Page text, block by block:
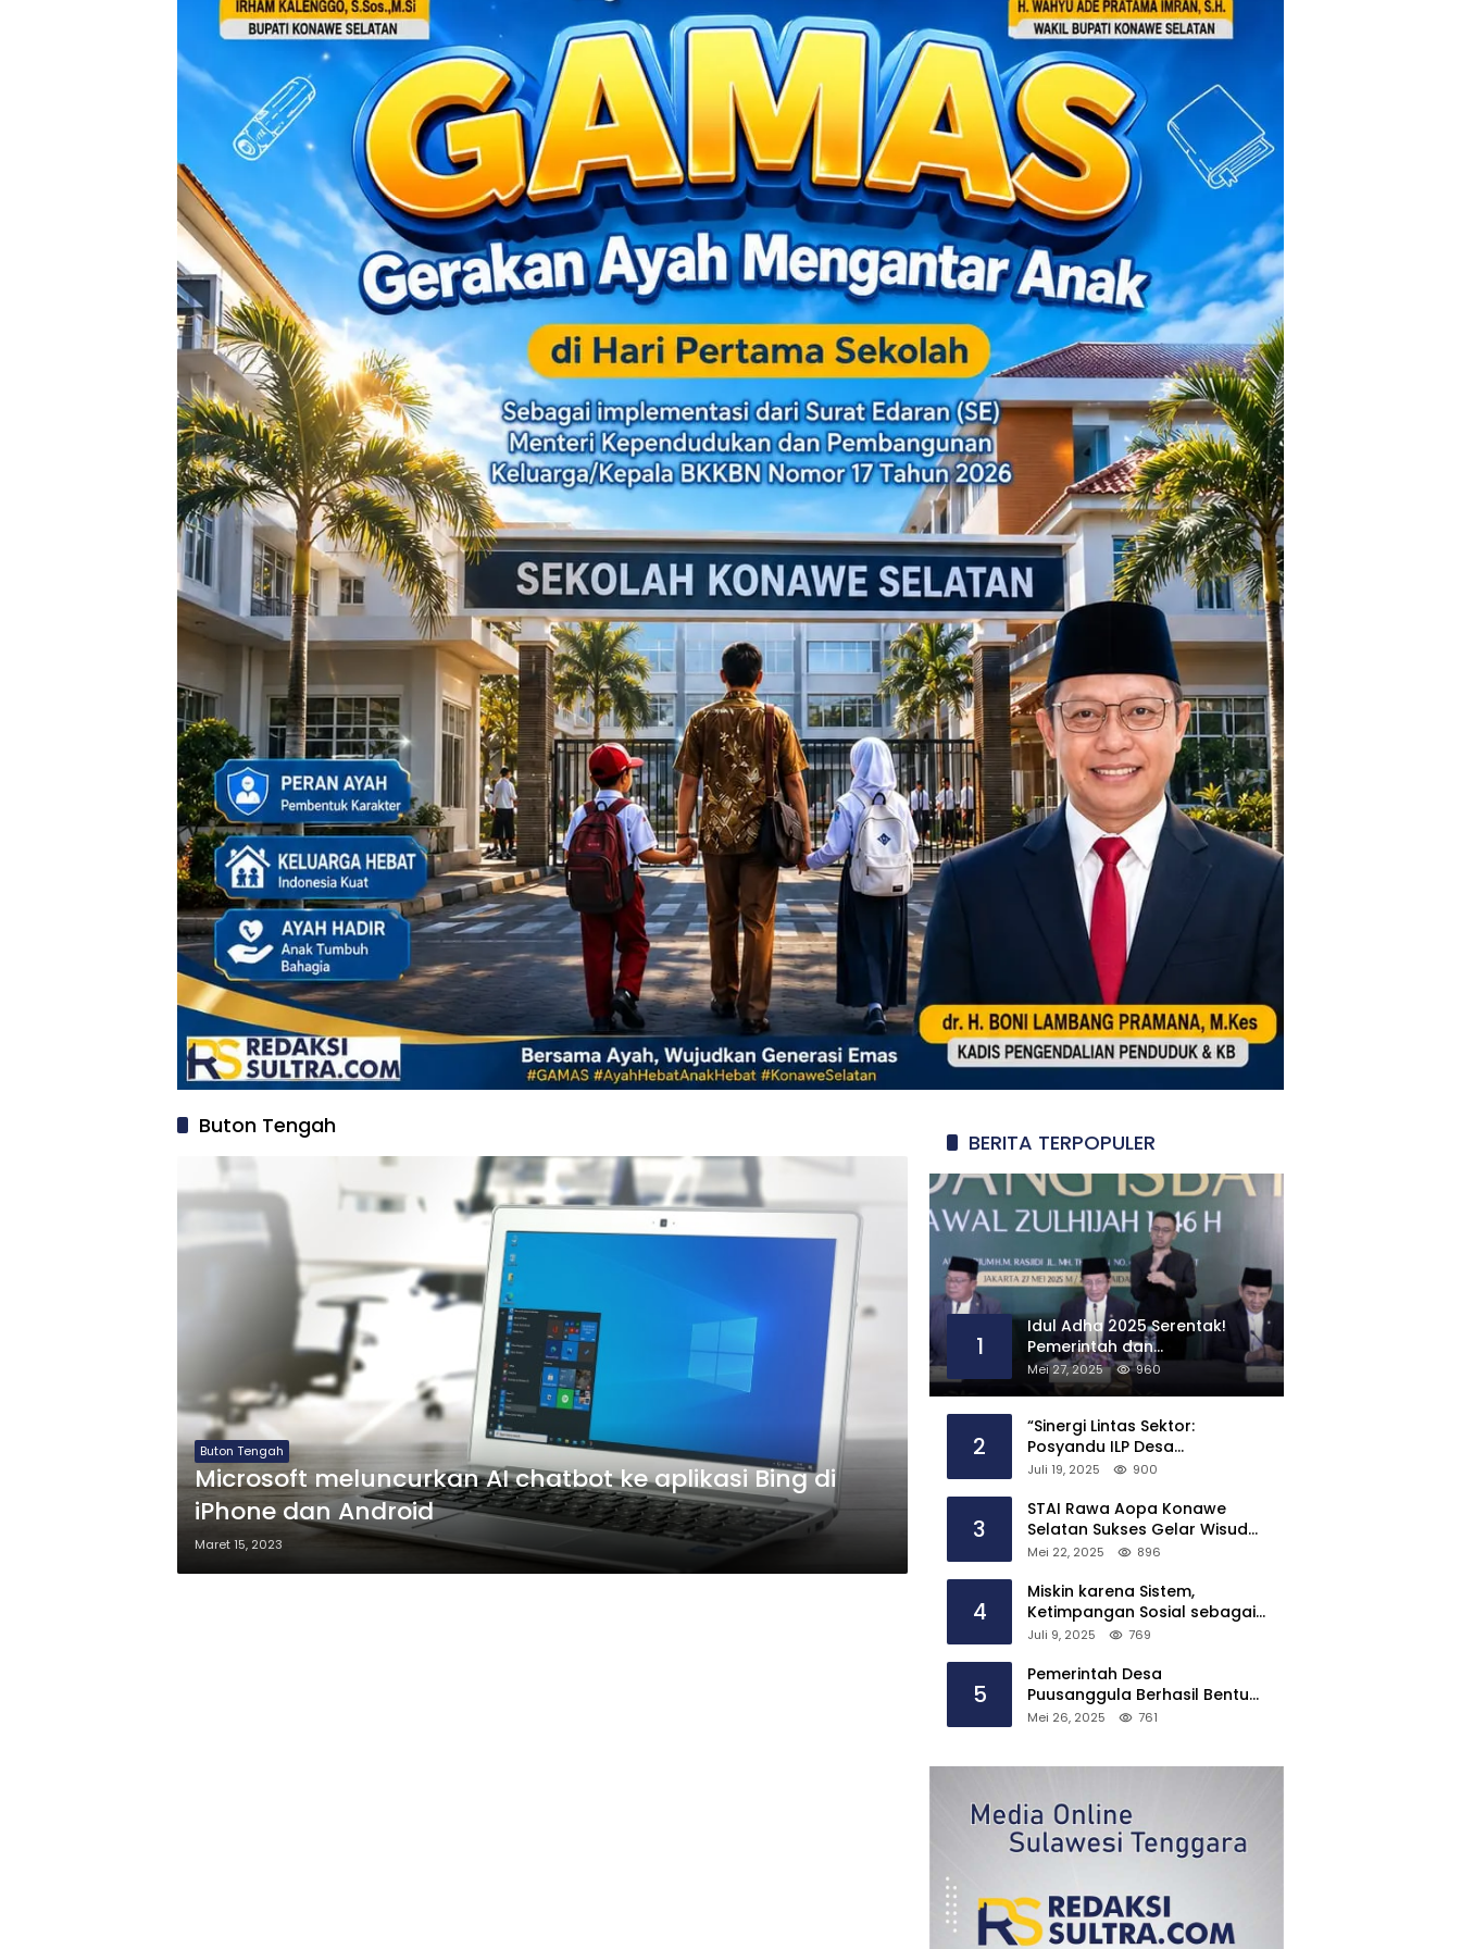
Buton Tengah
Buton Tengah
Microsoft meluncurkan AI chatbot ke aplikasi Bing di
iPhone dan Android
Maret 15, 2023
BERITA TERPOPULER
1
Idul Adha 2025 Serentak!
Pemerintah dan
Muhammadiyah Sepakat
Tanggal 6 Juni 2025
Mei 27, 2025 960
2
“Sinergi Lintas Sektor:
Posyandu ILP Desa
Puusanggula Kecamatan
Kesehatan Menyeluruh”
Juli 19, 2025 900
3
STAI Rawa Aopa Konawe
Selatan Sukses Gelar Wisuda
yang ke-VI, Cetak Ratusan
Mei 22, 2025 896
4
Miskin karena Sistem,
Ketimpangan Sosial sebagai
Warisan Struktural, Oleh :
Juli 9, 2025 769
5
Pemerintah Desa
Puusanggula Berhasil Bentuk
“Koperasi Merah Putih”
Mei 26, 2025 761